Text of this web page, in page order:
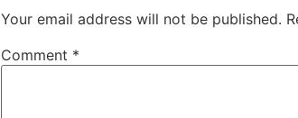
Your email address will not be published.
Comment *